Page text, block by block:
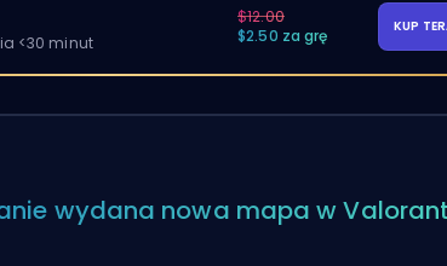
<30 minut
$12.00
$2.50 za grę
KUP
wydana nowa mapa w Valorant